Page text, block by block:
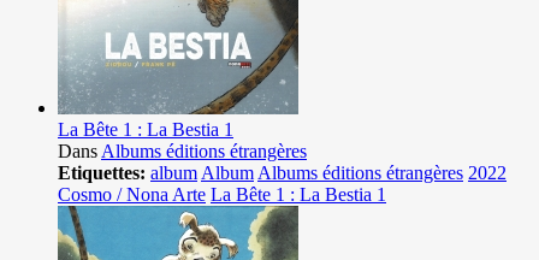
La Bête 1 : La Bestia 1
Dans Albums éditions étrangères
Etiquettes: album Album Albums éditions étrangères 2022
Cosmo / Nona Arte La Bête 1 : La Bestia 1